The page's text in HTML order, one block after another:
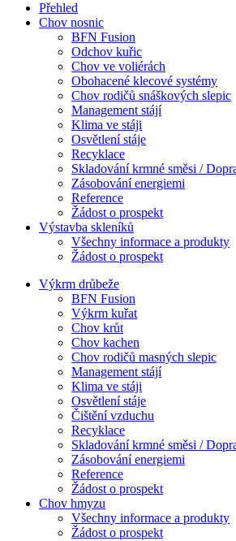
Přehled
Chov nosnic
BFN Fusion
Odchov kuřic
Chov ve voliérách
Obohacené klecové systémy
Chov rodičů snáškových slepic
Management stájí
Klima ve stáji
Osvětlení stáje
Recyklace
Skladování krmné směsi /
Zásobování energiemi
Reference
Žádost o prospekt
Výstavba skleníků
Všechny informace a produkty
Žádost o prospekt
Výkrm drůbeže
BFN Fusion
Výkrm kuřat
Chov krůt
Chov kachen
Chov rodičů masných slepic
Management stájí
Klima ve stáji
Osvětlení stáje
Čištění vzduchu
Recyklace
Skladování krmné směsi /
Zásobování energiemi
Reference
Žádost o prospekt
Chov hmyzu
Všechny informace a produkty
Žádost o prospekt